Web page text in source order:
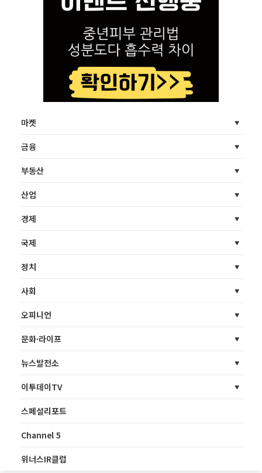
마켓
금융
부동산
산업
경제
국제
정치
사회
오피니언
문화·라이프
뉴스발전소
이투데이TV
스페셜리포트
Channel 5
위너스IR클럽